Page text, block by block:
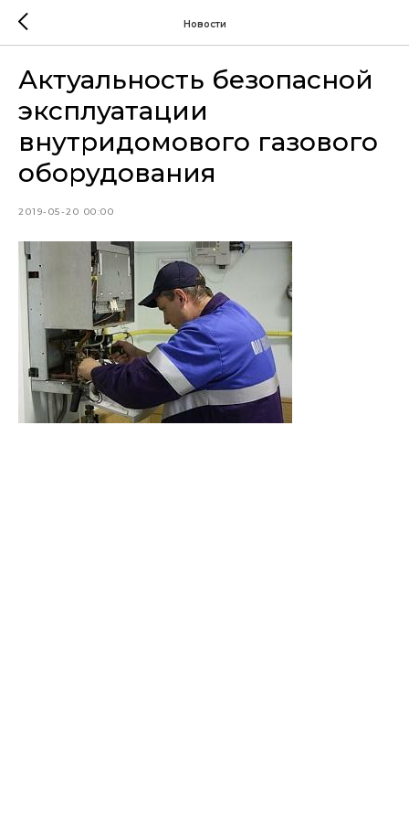
Новости
Актуальность безопасной
эксплуатации
внутридомового газового
оборудования
2019-05-20 00:00